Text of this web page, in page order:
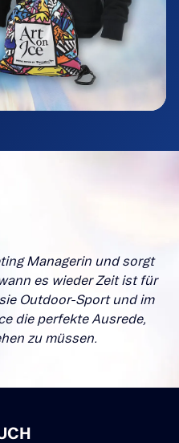
Managerin und sorgt
es wieder Zeit ist für
Outdoor-Sport und im
die perfekte Ausrede,
zu müssen.